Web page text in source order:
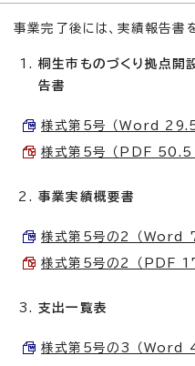
事業完了後には、実績報告書
桐生市ものづくり拠点開
告書
様式第5号 （Word
様式第5号 （PDF 50.5
事業実績概要書
様式第5号の2 （Word
様式第5号の2 （PDF
支出一覧表
様式第5号の3 （Word